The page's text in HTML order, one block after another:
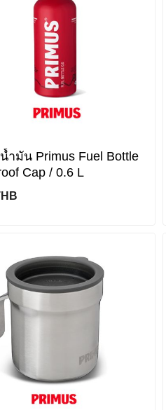
ำมัน Primus Fuel Bottle
Cap / 0.6 L